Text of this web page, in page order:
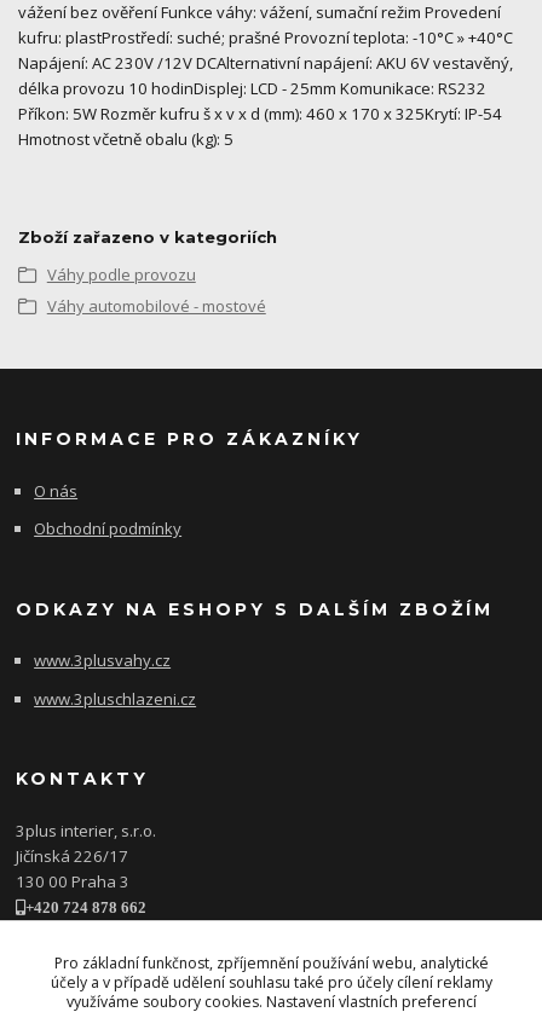
vážení bez ověření Funkce váhy: vážení, sumační režim Provedení
kufru: plastProstředí: suché; prašné Provozní teplota: -10°C » +40°C
Napájení: AC 230V /12V DCAlternativní napájení: AKU 6V vestavěný,
délka provozu 10 hodinDisplej: LCD - 25mm Komunikace: RS232
Příkon: 5W Rozměr kufru š x v x d (mm): 460 x 170 x 325Krytí: IP-54
Hmotnost včetně obalu (kg): 5
Zboží zařazeno v kategoriích
Váhy podle provozu
Váhy automobilové - mostové
INFORMACE PRO ZÁKAZNÍKY
O nás
Obchodní podmínky
ODKAZY NA ESHOPY S DALŠÍM ZBOŽÍM
www.3plusvahy.cz
www.3pluschlazeni.cz
KONTAKTY
3plus interier, s.r.o.
Jičínská 226/17
130 00 Praha 3
+420 724 878 662
www.3plusinterier.cz
facebook
Pro základní funkčnost, zpříjemnění používání webu, analytické
účely a v případě udělení souhlasu také pro účely cílení reklamy
využíváme soubory cookies. Nastavení vlastních preferencí